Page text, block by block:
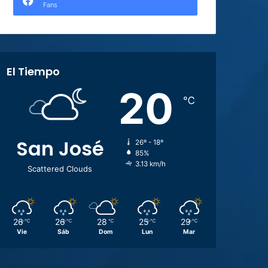
Fans
El Tiempo
San José
Scattered Clouds
20 ℃
26º - 18º
85%
3.13 km/h
26 ℃
Vie
26 ℃
Sáb
28 ℃
Dom
25 ℃
Lun
29 ℃
Mar